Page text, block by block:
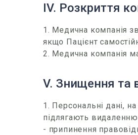
ІV. Розкриття
1. Медична компанія
якщо Пацієнт
2. Медична компанія
V. Знищення та
1. Персональні дані,
підлягають
- припинення